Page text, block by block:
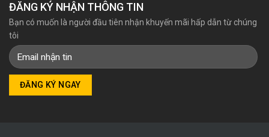
ĐĂNG KÝ NHẬN THÔNG TIN
Bạn có muốn là người đầu tiên nhận khuyến mãi hấp dẫn từ chúng
tôi